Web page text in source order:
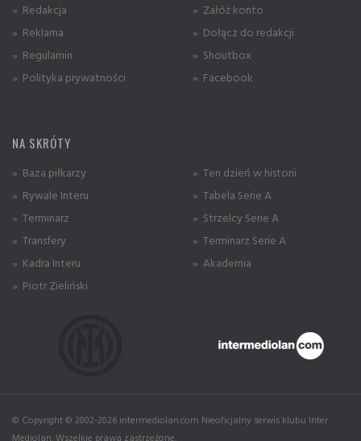
» Redakcja
» Reklama
» Regulamin
» Polityka prywatności
» Załóż konto
» Dołącz do redakcji
» Shoutbox
» Facebook
NA SKRÓTY
» Baza piłkarzy
» Rywale Interu
» Terminarz
» Transfery
» Kadra Interu
» Piotr Zieliński
» Ten dzień w historii
» Tabela Serie A
» Strzelcy Serie A
» Terminarz Serie A
» Akademia
© Copyright © 2002-2026 intermediolan.com Nieoficjalny serwis klubu Inter
Mediolan. Wszelkie prawa zastrzeżone.